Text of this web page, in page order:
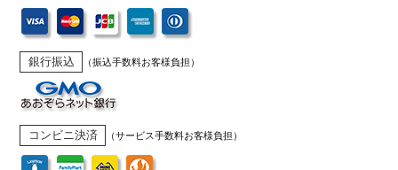
銀行振込 （振込手数料お客様負担）
コンビニ決済 （サービス手数料お客様負担）